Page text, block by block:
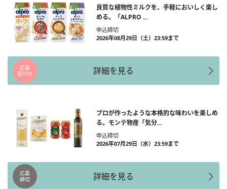
良質な植物性ミルクを、手軽においしく楽し
める。「ALPRO ...
申込締切
2026年08月29日（土）23:59まで
詳細を見る
応募
受付中
プロが作ったような本格的な味わいを楽しめ
る。モンテ物産「気分...
申込締切
2026年07月29日（水）23:59まで
詳細を見る
応募
締切